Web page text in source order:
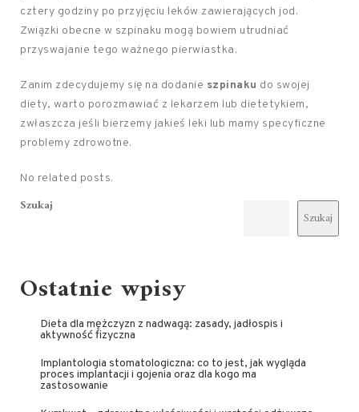
cztery godziny po przyjęciu leków zawierających jod.
Związki obecne w szpinaku mogą bowiem utrudniać
przyswajanie tego ważnego pierwiastka.
Zanim zdecydujemy się na dodanie szpinaku do swojej
diety, warto porozmawiać z lekarzem lub dietetykiem,
zwłaszcza jeśli bierzemy jakieś leki lub mamy specyficzne
problemy zdrowotne.
No related posts.
Szukaj
Szukaj
Ostatnie wpisy
Dieta dla mężczyzn z nadwagą: zasady, jadłospis i
aktywność fizyczna
Implantologia stomatologiczna: co to jest, jak wygląda
proces implantacji i gojenia oraz dla kogo ma
zastosowanie